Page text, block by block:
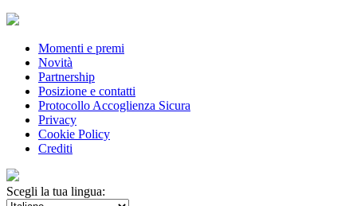
Momenti e premi
Novità
Partnership
Posizione e contatti
Protocollo Accoglienza Sicura
Privacy
Cookie Policy
Crediti
Scegli la tua lingua: